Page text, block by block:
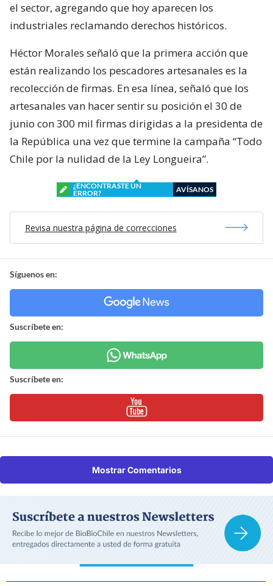
el sector, agregando que hoy aparecen los
industriales reclamando derechos históricos.
Héctor Morales señaló que la primera acción que
están realizando los pescadores artesanales es la
recolección de firmas. En esa línea, señaló que los
artesanales van hacer sentir su posición el 30 de
junio con 300 mil firmas dirigidas a la presidenta de
la República una vez que termine la campaña “Todo
Chile por la nulidad de la Ley Longueira”.
¿ENCONTRASTE UN
ERROR?
AVÍSANOS
Revisa nuestra página de correcciones
Síguenos en:
Suscríbete en:
Suscríbete en:
Mostrar Comentarios